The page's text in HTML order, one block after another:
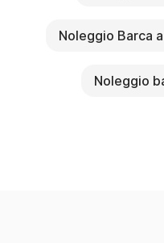
Noleggio Barca
Noleggio